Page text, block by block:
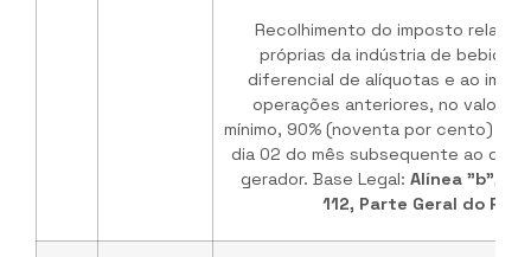
Recolhimento do imposto
próprias da indústria de bebidas,
diferencial de alíquotas e ao
operações anteriores, no valor
mínimo, 90% (noventa por cento) do
dia 02 do mês subsequente ao da
gerador. Base Legal: Alínea "b",
112, Parte Geral do